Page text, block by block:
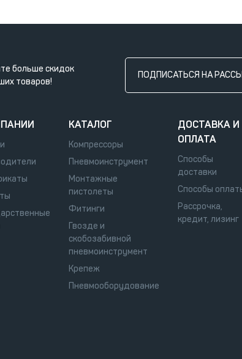
больше скидок
товаров!
ПОДПИСАТЬСЯ НА
КАТАЛОГ
Компрессоры
Пневмоинструмент
Монтажные
пистолеты
Фитинги
Гвозде и
скобозабивной
пневмоинструмент
Крепеж
Пневмооборудование
ДОСТАВКА И
ОПЛАТА
Способы
доставки
Способы
Рассрочка,
кредит, лизинг